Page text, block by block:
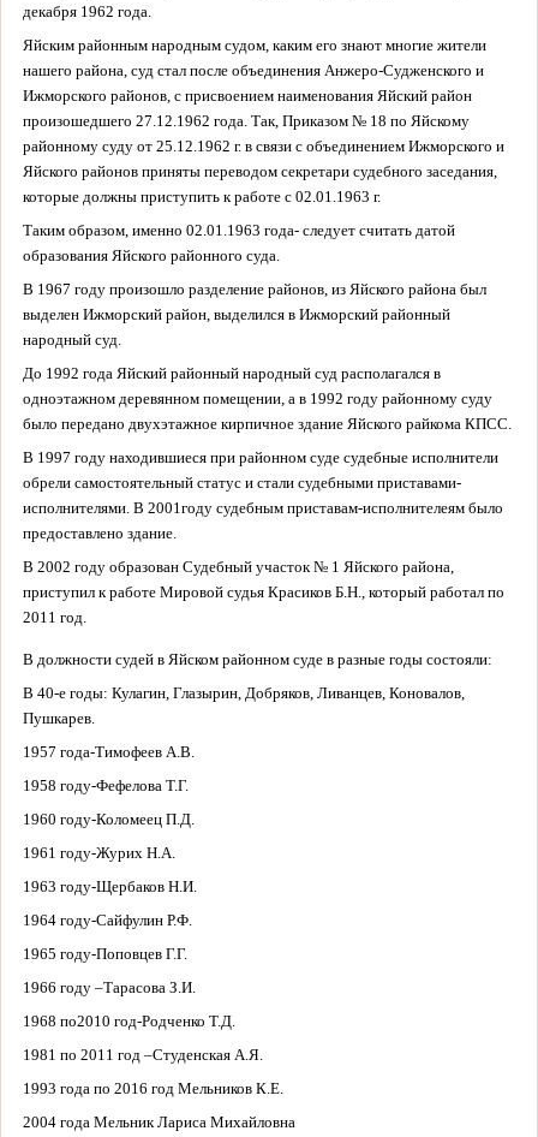
декабря 1962 года.
Яйским районным народным судом, каким его знают многие жители
нашего района, суд стал после объединения Анжеро-Судженского и
Ижморского районов, с присвоением наименования Яйский район
произошедшего 27.12.1962 года. Так, Приказом № 18 по Яйскому
районному суду от 25.12.1962 г. в связи с объединением Ижморского и
Яйского районов приняты переводом секретари судебного заседания,
которые должны приступить к работе с 02.01.1963 г.
Таким образом, именно 02.01.1963 года- следует считать датой
образования Яйского районного суда.
В 1967 году произошло разделение районов, из Яйского района был
выделен Ижморский район, выделился в Ижморский районный
народный суд.
До 1992 года Яйский районный народный суд располагался в
одноэтажном деревянном помещении, а в 1992 году районному суду
было передано двухэтажное кирпичное здание Яйского райкома КПСС.
В 1997 году находившиеся при районном суде судебные исполнители
обрели самостоятельный статус и стали судебными приставами-
исполнителями. В 2001году судебным приставам-исполнителеям было
предоставлено здание.
В 2002 году образован Судебный участок № 1 Яйского района,
приступил к работе Мировой судья Красиков Б.Н., который работал по
2011 год.
В должности судей в Яйском районном суде в разные годы состояли:
В 40-е годы: Кулагин, Глазырин, Добряков, Ливанцев, Коновалов,
Пушкарев.
1957 года-Тимофеев А.В.
1958 году-Фефелова Т.Г.
1960 году-Коломеец П.Д.
1961 году-Журих Н.А.
1963 году-Щербаков Н.И.
1964 году-Сайфулин Р.Ф.
1965 году-Поповцев Г.Г.
1966 году –Тарасова З.И.
1968 по2010 год-Родченко Т.Д.
1981 по 2011 год –Студенская А.Я.
1993 года по 2016 год Мельников К.Е.
2004 года Мельник Лариса Михайловна